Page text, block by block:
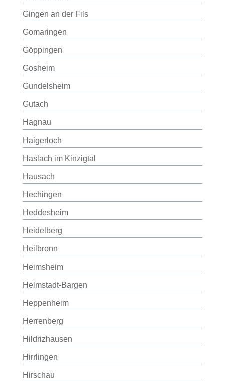
Gingen an der Fils
Gomaringen
Göppingen
Gosheim
Gundelsheim
Gutach
Hagnau
Haigerloch
Haslach im Kinzigtal
Hausach
Hechingen
Heddesheim
Heidelberg
Heilbronn
Heimsheim
Helmstadt-Bargen
Heppenheim
Herrenberg
Hildrizhausen
Hirrlingen
Hirschau